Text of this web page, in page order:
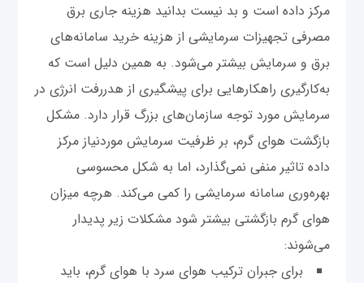
مرکز داده است و بد نیست بدانید هزینه جاری برق
مصرفی تجهیزات سرمایشی از هزینه خرید سامانه‌های
برق و سرمایش بیشتر می‌شود. به همین دلیل است که
به‌کارگیری راهکارهایی برای پیشگیری از هدررفت انرژی در
سرمایش مورد توجه سازمان‌های بزرگ قرار دارد. مشکل
بازگشت هوای گرم، بر ظرفیت سرمایش موردنیاز مرکز
داده تاثیر منفی نمی‌گذارد، اما به شکل محسوسی
بهره‌وری سامانه سرمایشی را کمی می‌کند. هرچه میزان
هوای گرم بازگشتی بیشتر شود مشکلات زیر پدیدار
می‌شوند:
برای جبران ترکیب هوای سرد با هوای گرم، باید